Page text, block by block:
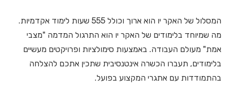
המסלול של האקר יו הוא ארוך וכולל 555 שעות לימוד אקדמיות.
מה שמיוחד בלימודים של האקר יו הוא התרגול המדמה "מצבי
אמת" מעולם העבודה. באמצעות סימולציות ופרויקטים מעשיים
בלימודים, תעברו הכשרה אינטנסיבית שתכין אתכם להצלחה
בהתמודדות עם אתגרי המקצוע בפועל.